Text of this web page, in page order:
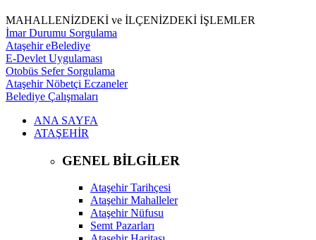
MAHALLENİZDEKİ ve İLÇENİZDEKİ İŞLEMLER
İmar Durumu Sorgulama
Ataşehir eBelediye
E-Devlet Uygulaması
Otobüs Sefer Sorgulama
Ataşehir Nöbetçi Eczaneler
Belediye Çalışmaları
ANA SAYFA
ATAŞEHİR
GENEL BİLGİLER
Ataşehir Tarihçesi
Ataşehir Mahalleler
Ataşehir Nüfusu
Semt Pazarları